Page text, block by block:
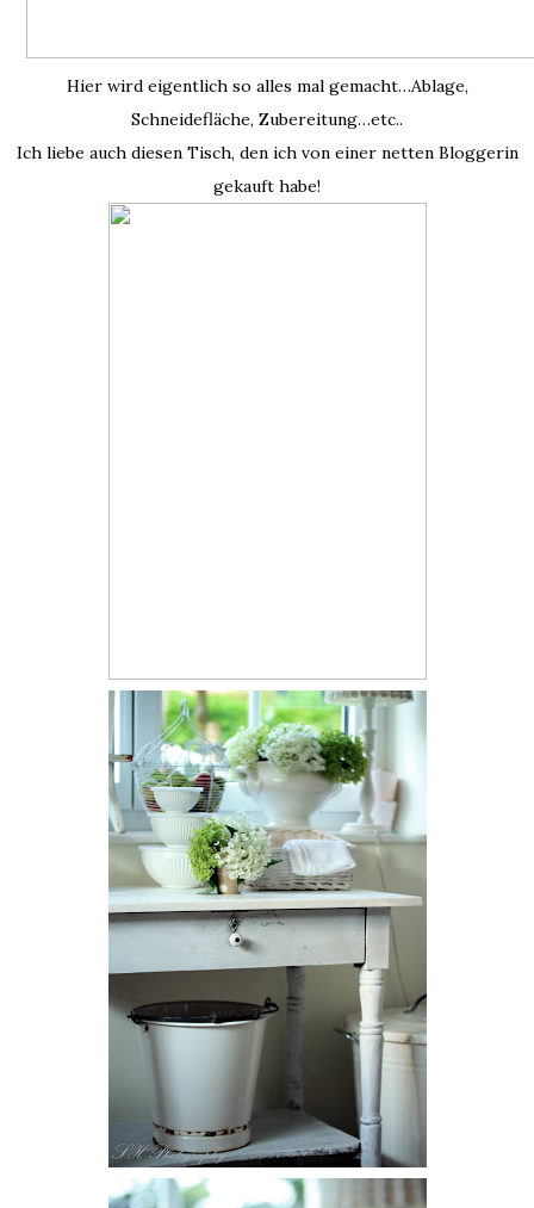
Hier wird eigentlich so alles mal gemacht…Ablage,
Schneidefläche, Zubereitung…etc..
Ich liebe auch diesen Tisch, den ich von einer netten Bloggerin
gekauft habe!